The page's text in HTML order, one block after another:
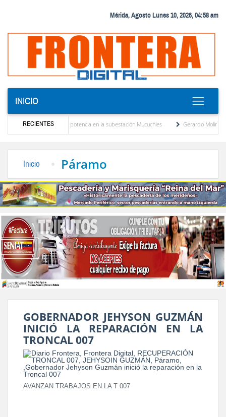
Mérida, Agosto Lunes 10, 2026, 04:58 am
INICIO
RECIENTES
transformador de potencia en la subestación Mucuchies
Gerardo Molina: “El
Inicio Páramo
GOBERNADOR JEHYSON GUZMÁN
INICIÓ LA REPARACIÓN EN LA
TRONCAL 007
AVANZAN TRABAJOS EN LA T 007